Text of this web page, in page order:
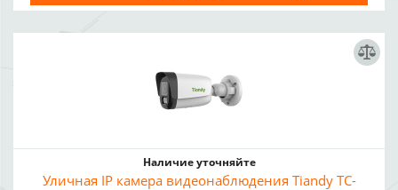
Наличие уточняйте
Уличная IP камера видеонаблюдения Tiandy TC-